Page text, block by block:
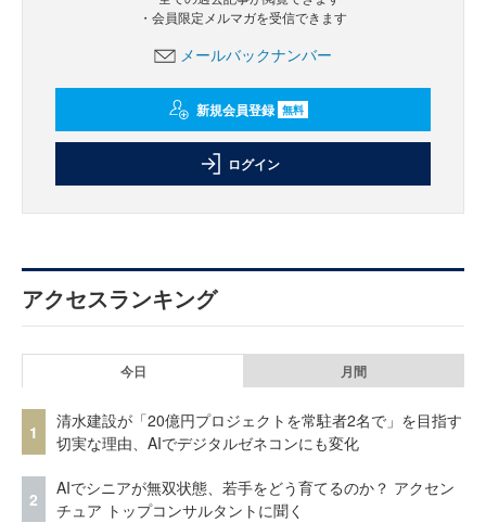
・会員限定メルマガを受信できます
メールバックナンバー
新規会員登録 無料
ログイン
アクセスランキング
今日 月間
1
清水建設が「20億円プロジェクトを常駐者2名で」を目指す
切実な理由、AIでデジタルゼネコンにも変化
2
AIでシニアが無双状態、若手をどう育てるのか？ アクセン
チュア トップコンサルタントに聞く